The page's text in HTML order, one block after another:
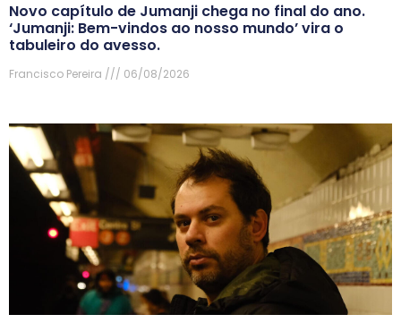
Novo capítulo de Jumanji chega no final do ano.
‘Jumanji: Bem-vindos ao nosso mundo’ vira o
tabuleiro do avesso.
Francisco Pereira 06/08/2026